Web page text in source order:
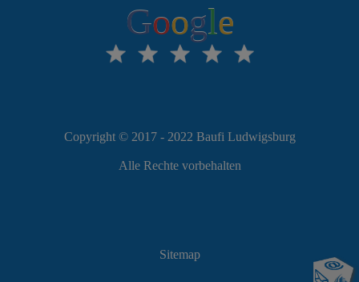
Google
Copyright © 2017 - 2022 Baufi Ludwigsburg
Alle Rechte vorbehalten
Sitemap